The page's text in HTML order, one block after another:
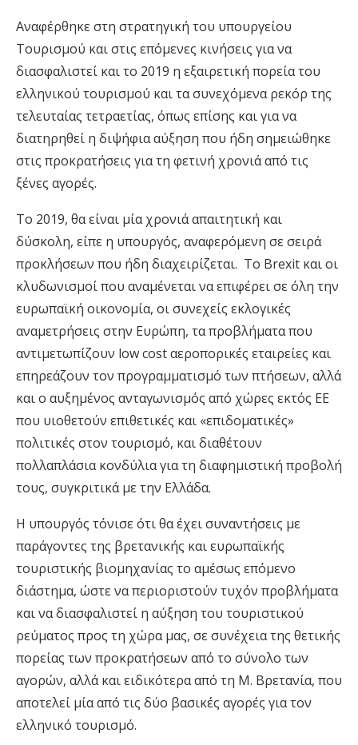
Αναφέρθηκε στη στρατηγική του υπουργείου
Τουρισμού και στις επόμενες κινήσεις για να
διασφαλιστεί και το 2019 η εξαιρετική πορεία του
ελληνικού τουρισμού και τα συνεχόμενα ρεκόρ της
τελευταίας τετραετίας, όπως επίσης και για να
διατηρηθεί η διψήφια αύξηση που ήδη σημειώθηκε
στις προκρατήσεις για τη φετινή χρονιά από τις
ξένες αγορές.
Το 2019, θα είναι μία χρονιά απαιτητική και
δύσκολη, είπε η υπουργός, αναφερόμενη σε σειρά
προκλήσεων που ήδη διαχειρίζεται. Το Brexit και οι
κλυδωνισμοί που αναμένεται να επιφέρει σε όλη την
ευρωπαϊκή οικονομία, οι συνεχείς εκλογικές
αναμετρήσεις στην Ευρώπη, τα προβλήματα που
αντιμετωπίζουν low cost αεροπορικές εταιρείες και
επηρεάζουν τον προγραμματισμό των πτήσεων, αλλά
και ο αυξημένος ανταγωνισμός από χώρες εκτός ΕΕ
που υιοθετούν επιθετικές και «επιδοματικές»
πολιτικές στον τουρισμό, και διαθέτουν
πολλαπλάσια κονδύλια για τη διαφημιστική προβολή
τους, συγκριτικά με την Ελλάδα.
Η υπουργός τόνισε ότι θα έχει συναντήσεις με
παράγοντες της βρετανικής και ευρωπαϊκής
τουριστικής βιομηχανίας το αμέσως επόμενο
διάστημα, ώστε να περιοριστούν τυχόν προβλήματα
και να διασφαλιστεί η αύξηση του τουριστικού
ρεύματος προς τη χώρα μας, σε συνέχεια της θετικής
πορείας των προκρατήσεων από το σύνολο των
αγορών, αλλά και ειδικότερα από τη Μ. Βρετανία, που
αποτελεί μία από τις δύο βασικές αγορές για τον
ελληνικό τουρισμό.